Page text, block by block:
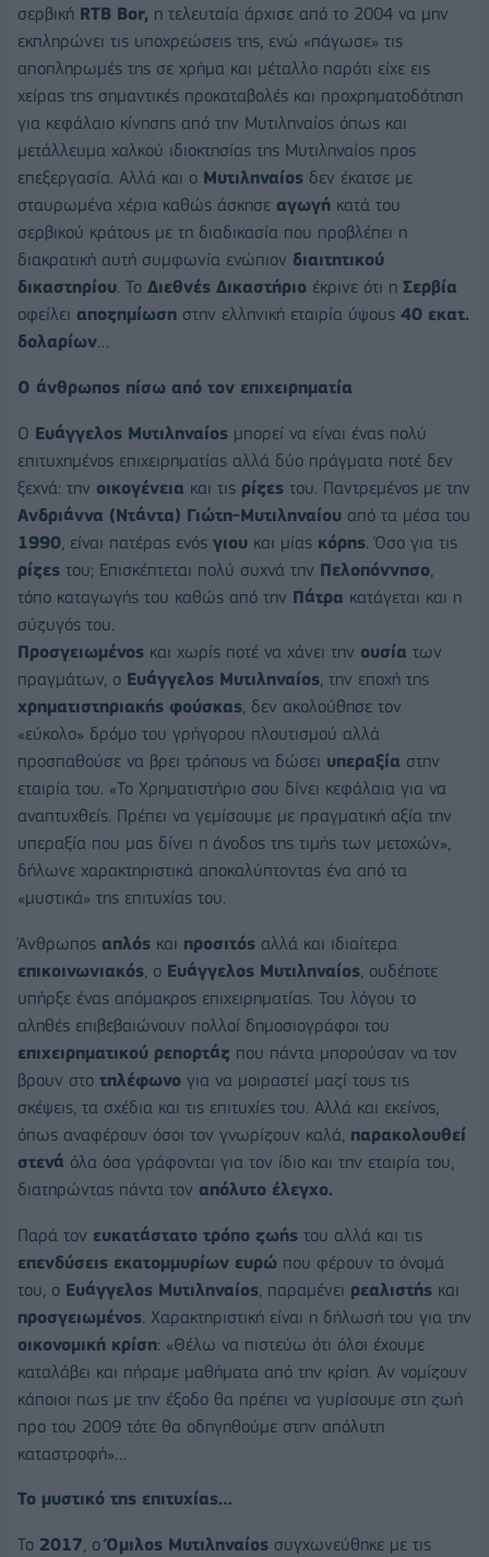
σερβική RTB Bor, η τελευταία άρχισε από το 2004 να μην
εκπληρώνει τις υποχρεώσεις της, ενώ «πάγωσε» τις
αποπληρωμές της σε χρήμα και μέταλλο παρότι είχε εις
χείρας της σημαντικές προκαταβολές και προχρηματοδότηση
για κεφάλαιο κίνησης από την Μυτιληναίος όπως και
μετάλλευμα χαλκού ιδιοκτησίας της Μυτιληναίος προς
επεξεργασία. Αλλά και ο Μυτιληναίος δεν έκατσε με
σταυρωμένα χέρια καθώς άσκησε αγωγή κατά του
σερβικού κράτους με τη διαδικασία που προβλέπει η
διακρατική αυτή συμφωνία ενώπιον διαιτητικού
δικαστηρίου. Το Διεθνές Δικαστήριο έκρινε ότι η Σερβία
οφείλει αποζημίωση στην ελληνική εταιρία ύψους 40 εκατ.
δολαρίων…
Ο άνθρωπος πίσω από τον επιχειρηματία
Ο Ευάγγελος Μυτιληναίος μπορεί να είναι ένας πολύ
επιτυχημένος επιχειρηματίας αλλά δύο πράγματα ποτέ δεν
ξεχνά: την οικογένεια και τις ρίζες του. Παντρεμένος με την
Ανδριάννα (Ντάντα) Γιώτη-Μυτιληναίου από τα μέσα του
1990, είναι πατέρας ενός γιου και μίας κόρης. Όσο για τις
ρίζες του; Επισκέπτεται πολύ συχνά την Πελοπόννησο,
τόπο καταγωγής του καθώς από την Πάτρα κατάγεται και η
σύζυγός του.
Προσγειωμένος και χωρίς ποτέ να χάνει την ουσία των
πραγμάτων, ο Ευάγγελος Μυτιληναίος, την εποχή της
χρηματιστηριακής φούσκας, δεν ακολούθησε τον
«εύκολο» δρόμο του γρήγορου πλουτισμού αλλά
προσπαθούσε να βρει τρόπους να δώσει υπεραξία στην
εταιρία του. «Το Χρηματιστήριο σου δίνει κεφάλαια για να
αναπτυχθείς. Πρέπει να γεμίσουμε με πραγματική αξία την
υπεραξία που μας δίνει η άνοδος της τιμής των μετοχών»,
δήλωνε χαρακτηριστικά αποκαλύπτοντας ένα από τα
«μυστικά» της επιτυχίας του.
Άνθρωπος απλός και προσιτός αλλά και ιδιαίτερα
επικοινωνιακός, ο Ευάγγελος Μυτιληναίος, ουδέποτε
υπήρξε ένας απόμακρος επιχειρηματίας. Του λόγου το
αληθές επιβεβαιώνουν πολλοί δημοσιογράφοι του
επιχειρηματικού ρεπορτάζ που πάντα μπορούσαν να τον
βρουν στο τηλέφωνο για να μοιραστεί μαζί τους τις
σκέψεις, τα σχέδια και τις επιτυχίες του. Αλλά και εκείνος,
όπως αναφέρουν όσοι τον γνωρίζουν καλά, παρακολουθεί
στενά όλα όσα γράφονται για τον ίδιο και την εταιρία του,
διατηρώντας πάντα τον απόλυτο έλεγχο.
Παρά τον ευκατάστατο τρόπο ζωής του αλλά και τις
επενδύσεις εκατομμυρίων ευρώ που φέρουν το όνομά
του, ο Ευάγγελος Μυτιληναίος , παραμένει ρεαλιστής και
προσγειωμένος. Χαρακτηριστική είναι η δήλωσή του για την
οικονομική κρίση: «Θέλω να πιστεύω ότι όλοι έχουμε
καταλάβει και πήραμε μαθήματα από την κρίση. Αν νομίζουν
κάποιοι πως με την έξοδο θα πρέπει να γυρίσουμε στη ζωή
προ του 2009 τότε θα οδηγηθούμε στην απόλυτη
καταστροφή»…
Το μυστικό της επιτυχίας…
Το 2017, οΌμιλος Μυτιληναίος συγχωνεύθηκε με τις